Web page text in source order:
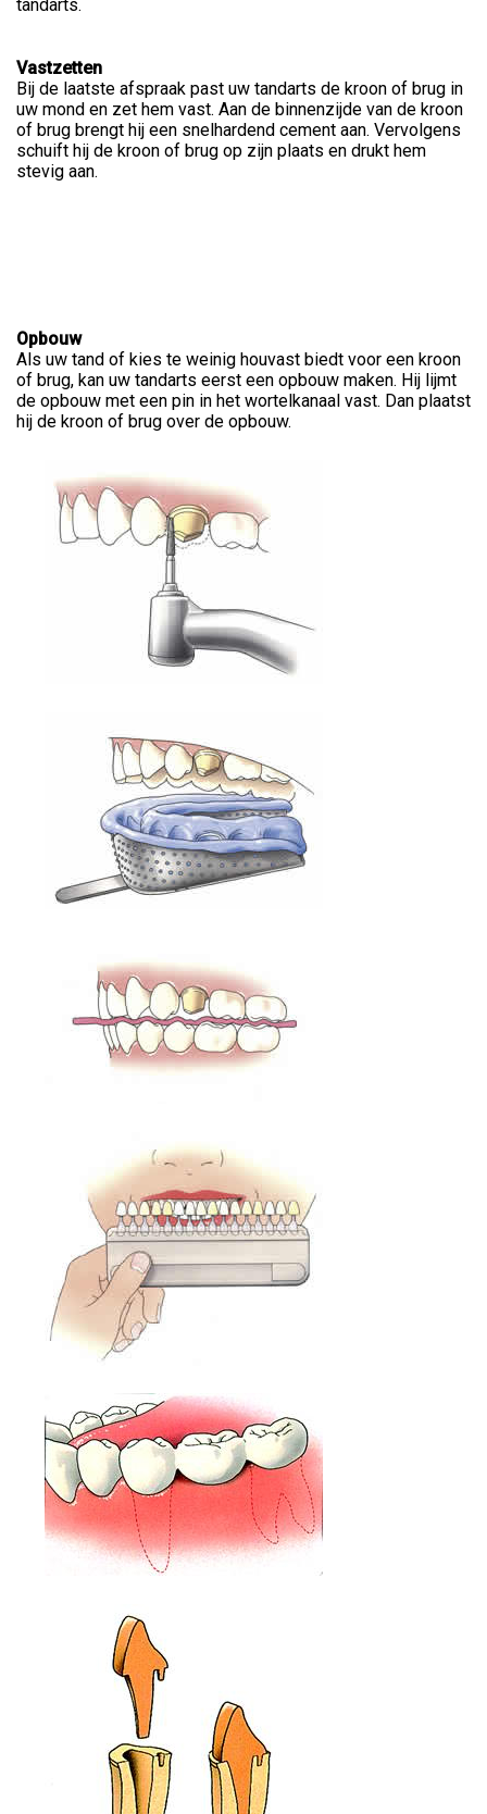
tandarts.
Vastzetten
Bij de laatste afspraak past uw tandarts de kroon of brug in
uw mond en zet hem vast. Aan de binnenzijde van de kroon
of brug brengt hij een snelhardend cement aan. Vervolgens
schuift hij de kroon of brug op zijn plaats en drukt hem
stevig aan.
Opbouw
Als uw tand of kies te weinig houvast biedt voor een kroon
of brug, kan uw tandarts eerst een opbouw maken. Hij lijmt
de opbouw met een pin in het wortelkanaal vast. Dan plaatst
hij de kroon of brug over de opbouw.